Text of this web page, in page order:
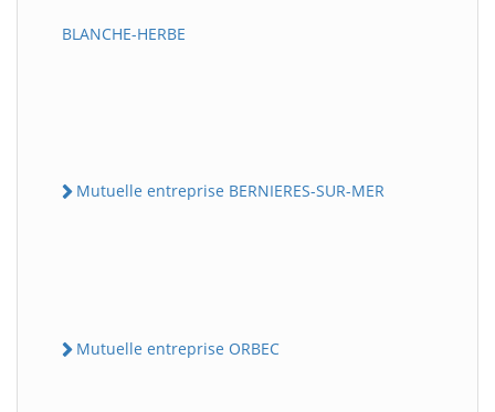
BLANCHE-HERBE
Mutuelle entreprise BERNIERES-SUR-MER
Mutuelle entreprise ORBEC